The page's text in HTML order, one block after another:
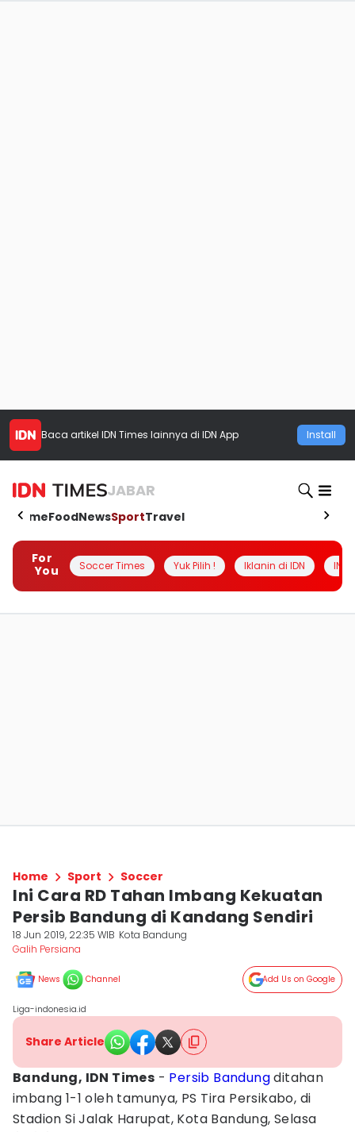
Baca artikel IDN Times lainnya di IDN App Install
JABAR
HomeFoodNewsSportTravel
For
You
Soccer Times Yuk Pilih ! Iklanin di IDN
Home Sport Soccer
Ini Cara RD Tahan Imbang Kekuatan
Persib Bandung di Kandang Sendiri
18 Jun 2019, 22:35 WIB Kota Bandung
Galih Persiana
News Channel Add Us on Google
Liga-indonesia.id
Share Article
Bandung, IDN Times - Persib Bandungditahan
imbang 1-1 oleh tamunya, PS Tira Persikabo, di
Stadion Si Jalak Harupat, Kota Bandung, Selasa